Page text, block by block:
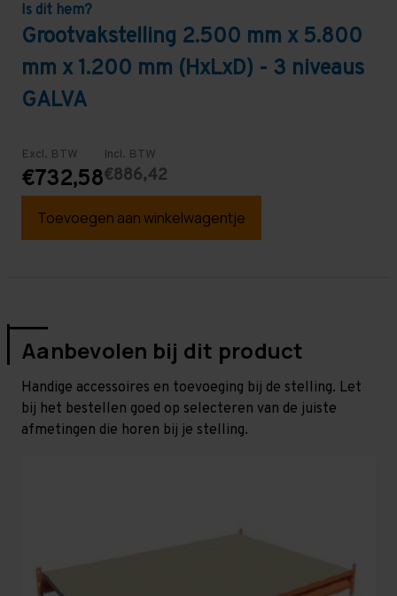
Is dit hem?
Grootvakstelling 2.500 mm x 5.800
mm x 1.200 mm (HxLxD) - 3 niveaus
GALVA
Excl. BTW
€732,58
Incl. BTW
€886,42
Toevoegen aan winkelwagentje
Aanbevolen bij dit product
Handige accessoires en toevoeging bij de stelling. Let
bij het bestellen goed op selecteren van de juiste
afmetingen die horen bij je stelling.